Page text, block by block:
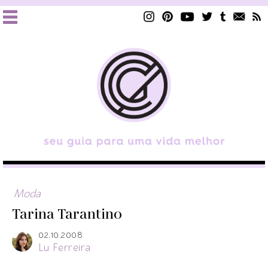
Moda
Tarina Tarantino
02.10.2008
Lu Ferreira